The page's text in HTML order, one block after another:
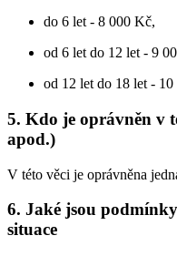
do 6 let - 8 000 Kč,
od 6 let do 12 let - 9
od 12 let do 18 let -
5. Kdo je oprávněn v
apod.)
V této věci je oprávněna
6. Jaké jsou
situace